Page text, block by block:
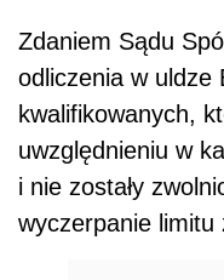
Zdaniem Sądu
odliczenia w uldze
kwalifikowanych,
uwzględnieniu w
i nie zostały
wyczerpanie limitu